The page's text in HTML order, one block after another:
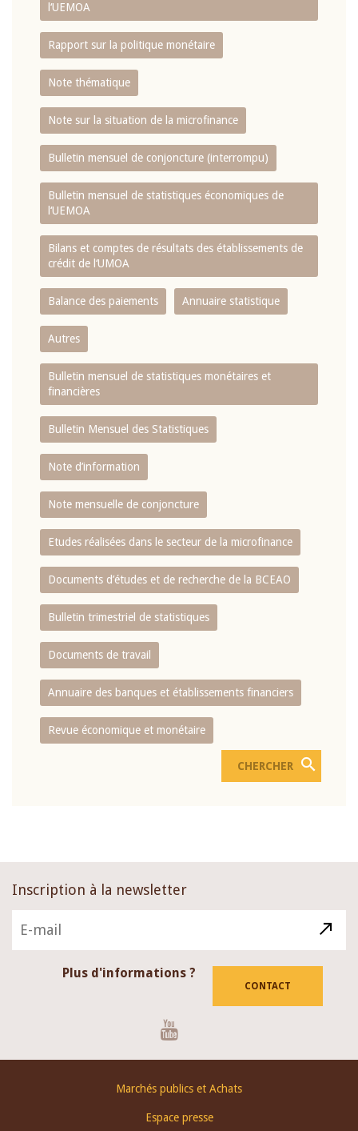
l‘UEMOA
Rapport sur la politique monétaire
Note thématique
Note sur la situation de la microfinance
Bulletin mensuel de conjoncture (interrompu)
Bulletin mensuel de statistiques économiques de
l‘UEMOA
Bilans et comptes de résultats des établissements de
crédit de l‘UMOA
Balance des paiements Annuaire statistique
Autres
Bulletin mensuel de statistiques monétaires et
financières
Bulletin Mensuel des Statistiques
Note d’information
Note mensuelle de conjoncture
Etudes réalisées dans le secteur de la microfinance
Documents d’études et de recherche de la BCEAO
Bulletin trimestriel de statistiques
Documents de travail
Annuaire des banques et établissements financiers
Revue économique et monétaire
Inscription à la newsletter
Plus d'informations ?
CONTACT
Marchés publics et Achats
Espace presse